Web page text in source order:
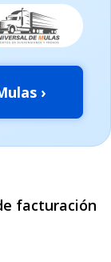
›
facturación